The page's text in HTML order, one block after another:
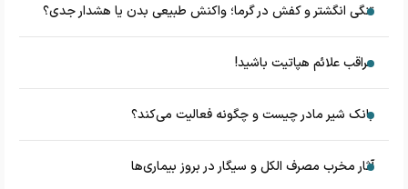
تنگی انگشتر و کفش در گرما؛ واکنش طبیعی بدن یا هشدار جدی؟
مراقب علائم هپاتیت باشید!
بانک شیر مادر چیست و چگونه فعالیت می‌کند؟
آثار مخرب مصرف الکل و سیگار در بروز بیماری‌ها